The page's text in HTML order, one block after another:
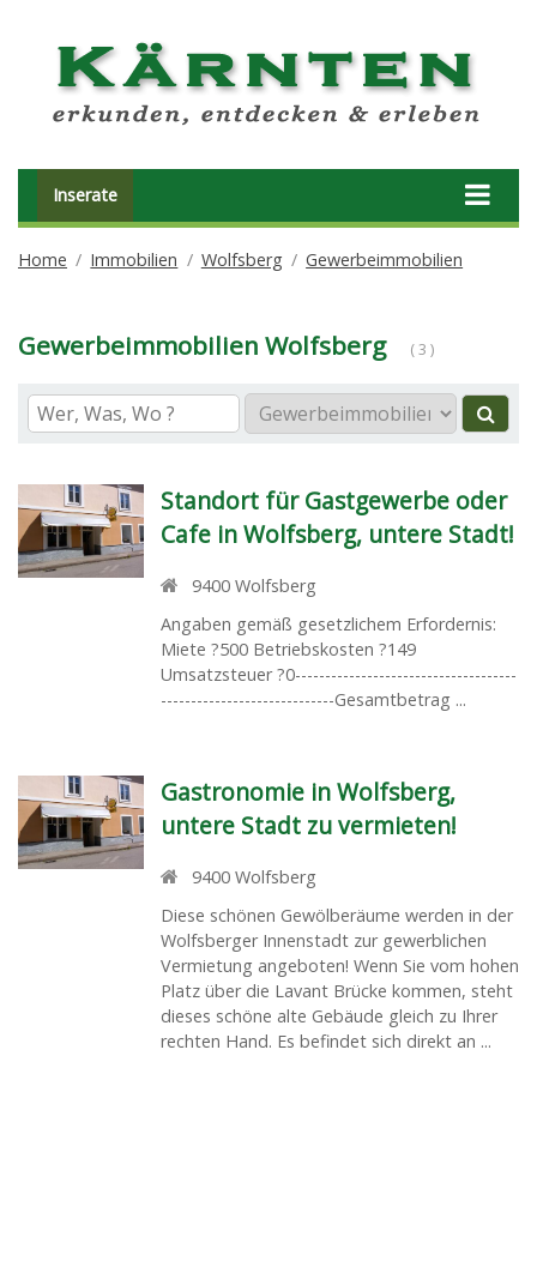
Inserate
Home Immobilien Wolfsberg Gewerbeimmobilien
Gewerbeimmobilien Wolfsberg ( 3 )
Standort für Gastgewerbe oder
Cafe in Wolfsberg, untere Stadt!
9400 Wolfsberg
Angaben gemäß gesetzlichem Erfordernis:
Miete ?500 Betriebskosten ?149
Umsatzsteuer ?0-------------------------------------
-----------------------------Gesamtbetrag ...
Gastronomie in Wolfsberg,
untere Stadt zu vermieten!
9400 Wolfsberg
Diese schönen Gewölberäume werden in der
Wolfsberger Innenstadt zur gewerblichen
Vermietung angeboten! Wenn Sie vom hohen
Platz über die Lavant Brücke kommen, steht
dieses schöne alte Gebäude gleich zu Ihrer
rechten Hand. Es befindet sich direkt an ...